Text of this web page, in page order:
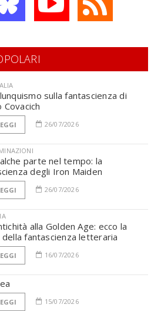
sulla fantascienza di
Covacich
26/07/2026
parte nel tempo: la
degli Iron Maiden
26/07/2026
alla Golden Age: ecco la
fantascienza letteraria
16/07/2026
15/07/2026